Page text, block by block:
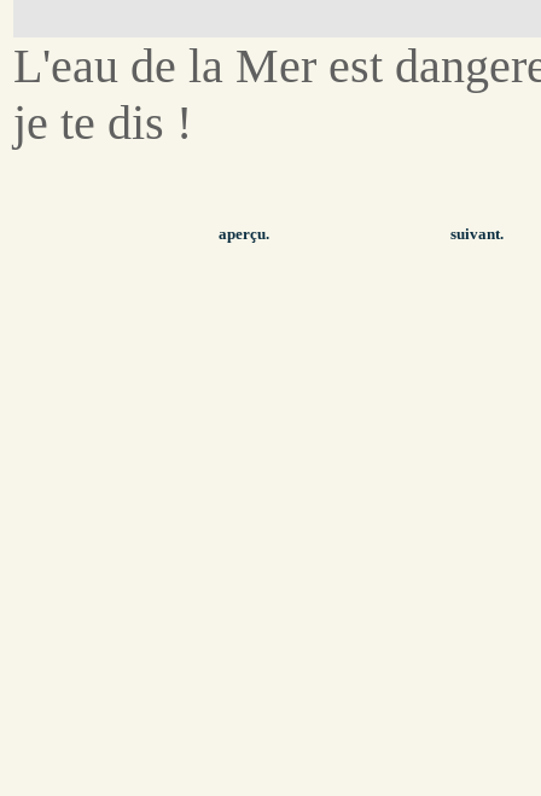
L'eau de la Mer est
je te dis !
aperçu. suivant.